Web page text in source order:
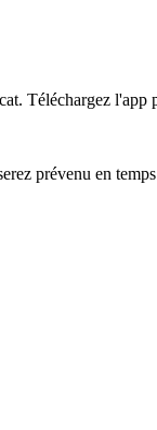
Téléchargez l'app
prévenu en